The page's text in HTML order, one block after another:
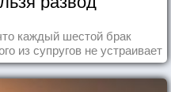
каждый шестой брак
из супругов не устраивает
ему в семье.